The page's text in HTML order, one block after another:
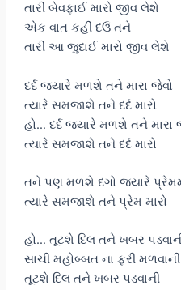
તારી બેવફાઈ મારો જીવ લેશે
એક વાત કહી દઉં તને
તારી આ જુદાઈ મારો જીવ લેશે
દર્દ જયારે મળશે તને મારા જેવો
ત્યારે સમજાશે તને દર્દ મારો
હો… દર્દ જયારે મળશે તને મારા
ત્યારે સમજાશે તને દર્દ મારો
તને પણ મળશે દગો જયારે
ત્યારે સમજાશે તને પ્રેમ મારો
હો… તૂટશે દિલ તને ખબર
સાચી મહોબ્બત ના ફરી મળવાની
તૂટશે દિલ તને ખબર પડવાની